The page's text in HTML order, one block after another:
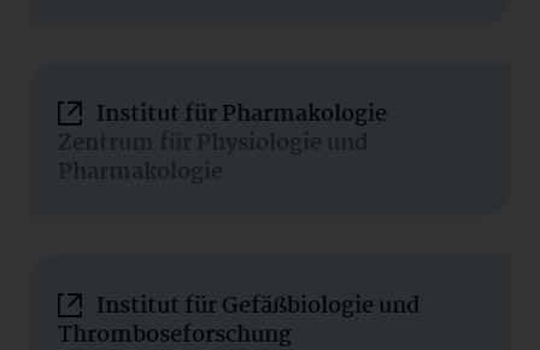
Institut für Pharmakologie
Zentrum für Physiologie und
Pharmakologie
Institut für Gefäßbiologie und
Thromboseforschung